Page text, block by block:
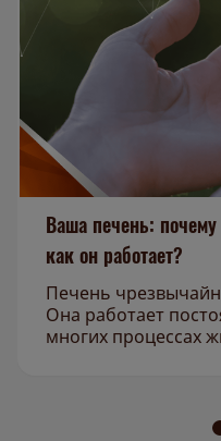
Ваша печень:
как он работает?
Печень
Она работает
многих процессах